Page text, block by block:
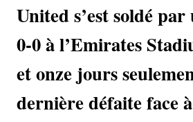
United s’est soldé
0-0 à l’Emirates
et onze jours
dernière défaite face